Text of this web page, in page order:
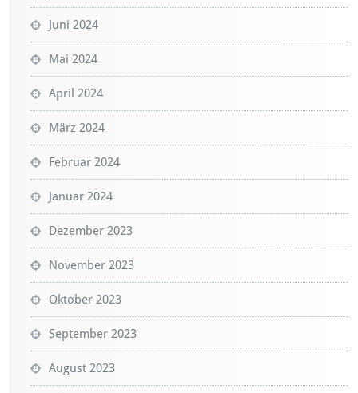
Juni 2024
Mai 2024
April 2024
März 2024
Februar 2024
Januar 2024
Dezember 2023
November 2023
Oktober 2023
September 2023
August 2023